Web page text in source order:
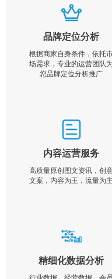
品牌定位分析
根据商家自身条件，依托
场需求，专业的运营团队为
您品牌定位分析推广
内容运营服务
高质量原创图文资讯，创
文案，内容为王，流量为主
精细化数据分析